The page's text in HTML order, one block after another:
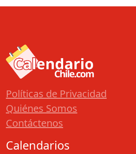
Políticas de Privacidad
Quiénes Somos
Contáctenos
Calendarios